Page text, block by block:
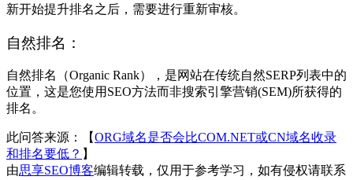
新开始提升排名之后，需要进行重新审核。
自然排名：
自然排名（Organic Rank），是网站在传统自然SERP列表中的
位置，这是您使用SEO方法而非搜索引擎营销(SEM)所获得的
排名。
此问答来源：【ORG域名是否会比COM.NET或CN域名收录
和排名要低？ 】
由思享SEO博客编辑转载，仅用于参考学习，如有侵权请联系